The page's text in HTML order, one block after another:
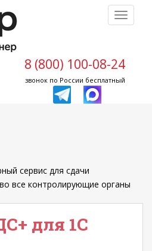
8 (800) 100-08-24
звонок по России бесплатный
сервис для сдачи
все контролирующие органы
для 1С